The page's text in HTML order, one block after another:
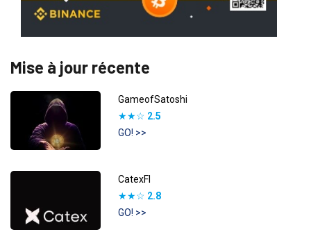
Mise à jour récente
GameofSatoshi
★★☆ 2.5
GO! >>
CatexFI
★★☆ 2.8
GO! >>